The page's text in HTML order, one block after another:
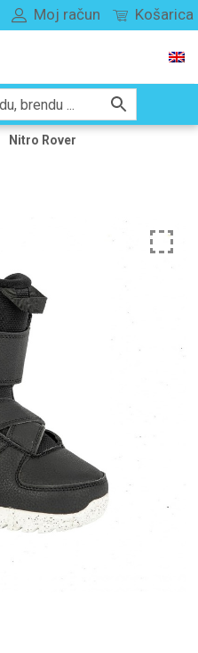
Moj račun Košarica
Nitro Rover